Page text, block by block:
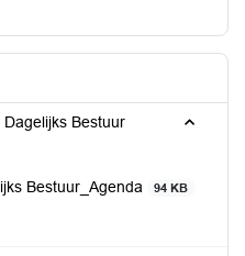
Bestuur
Bestuur_Agenda
94 KB